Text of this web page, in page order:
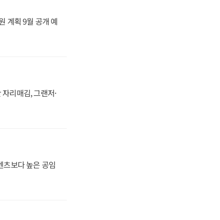
계획 9월 공개 예
리매김, 그랜저·
츠보다 높은 공임